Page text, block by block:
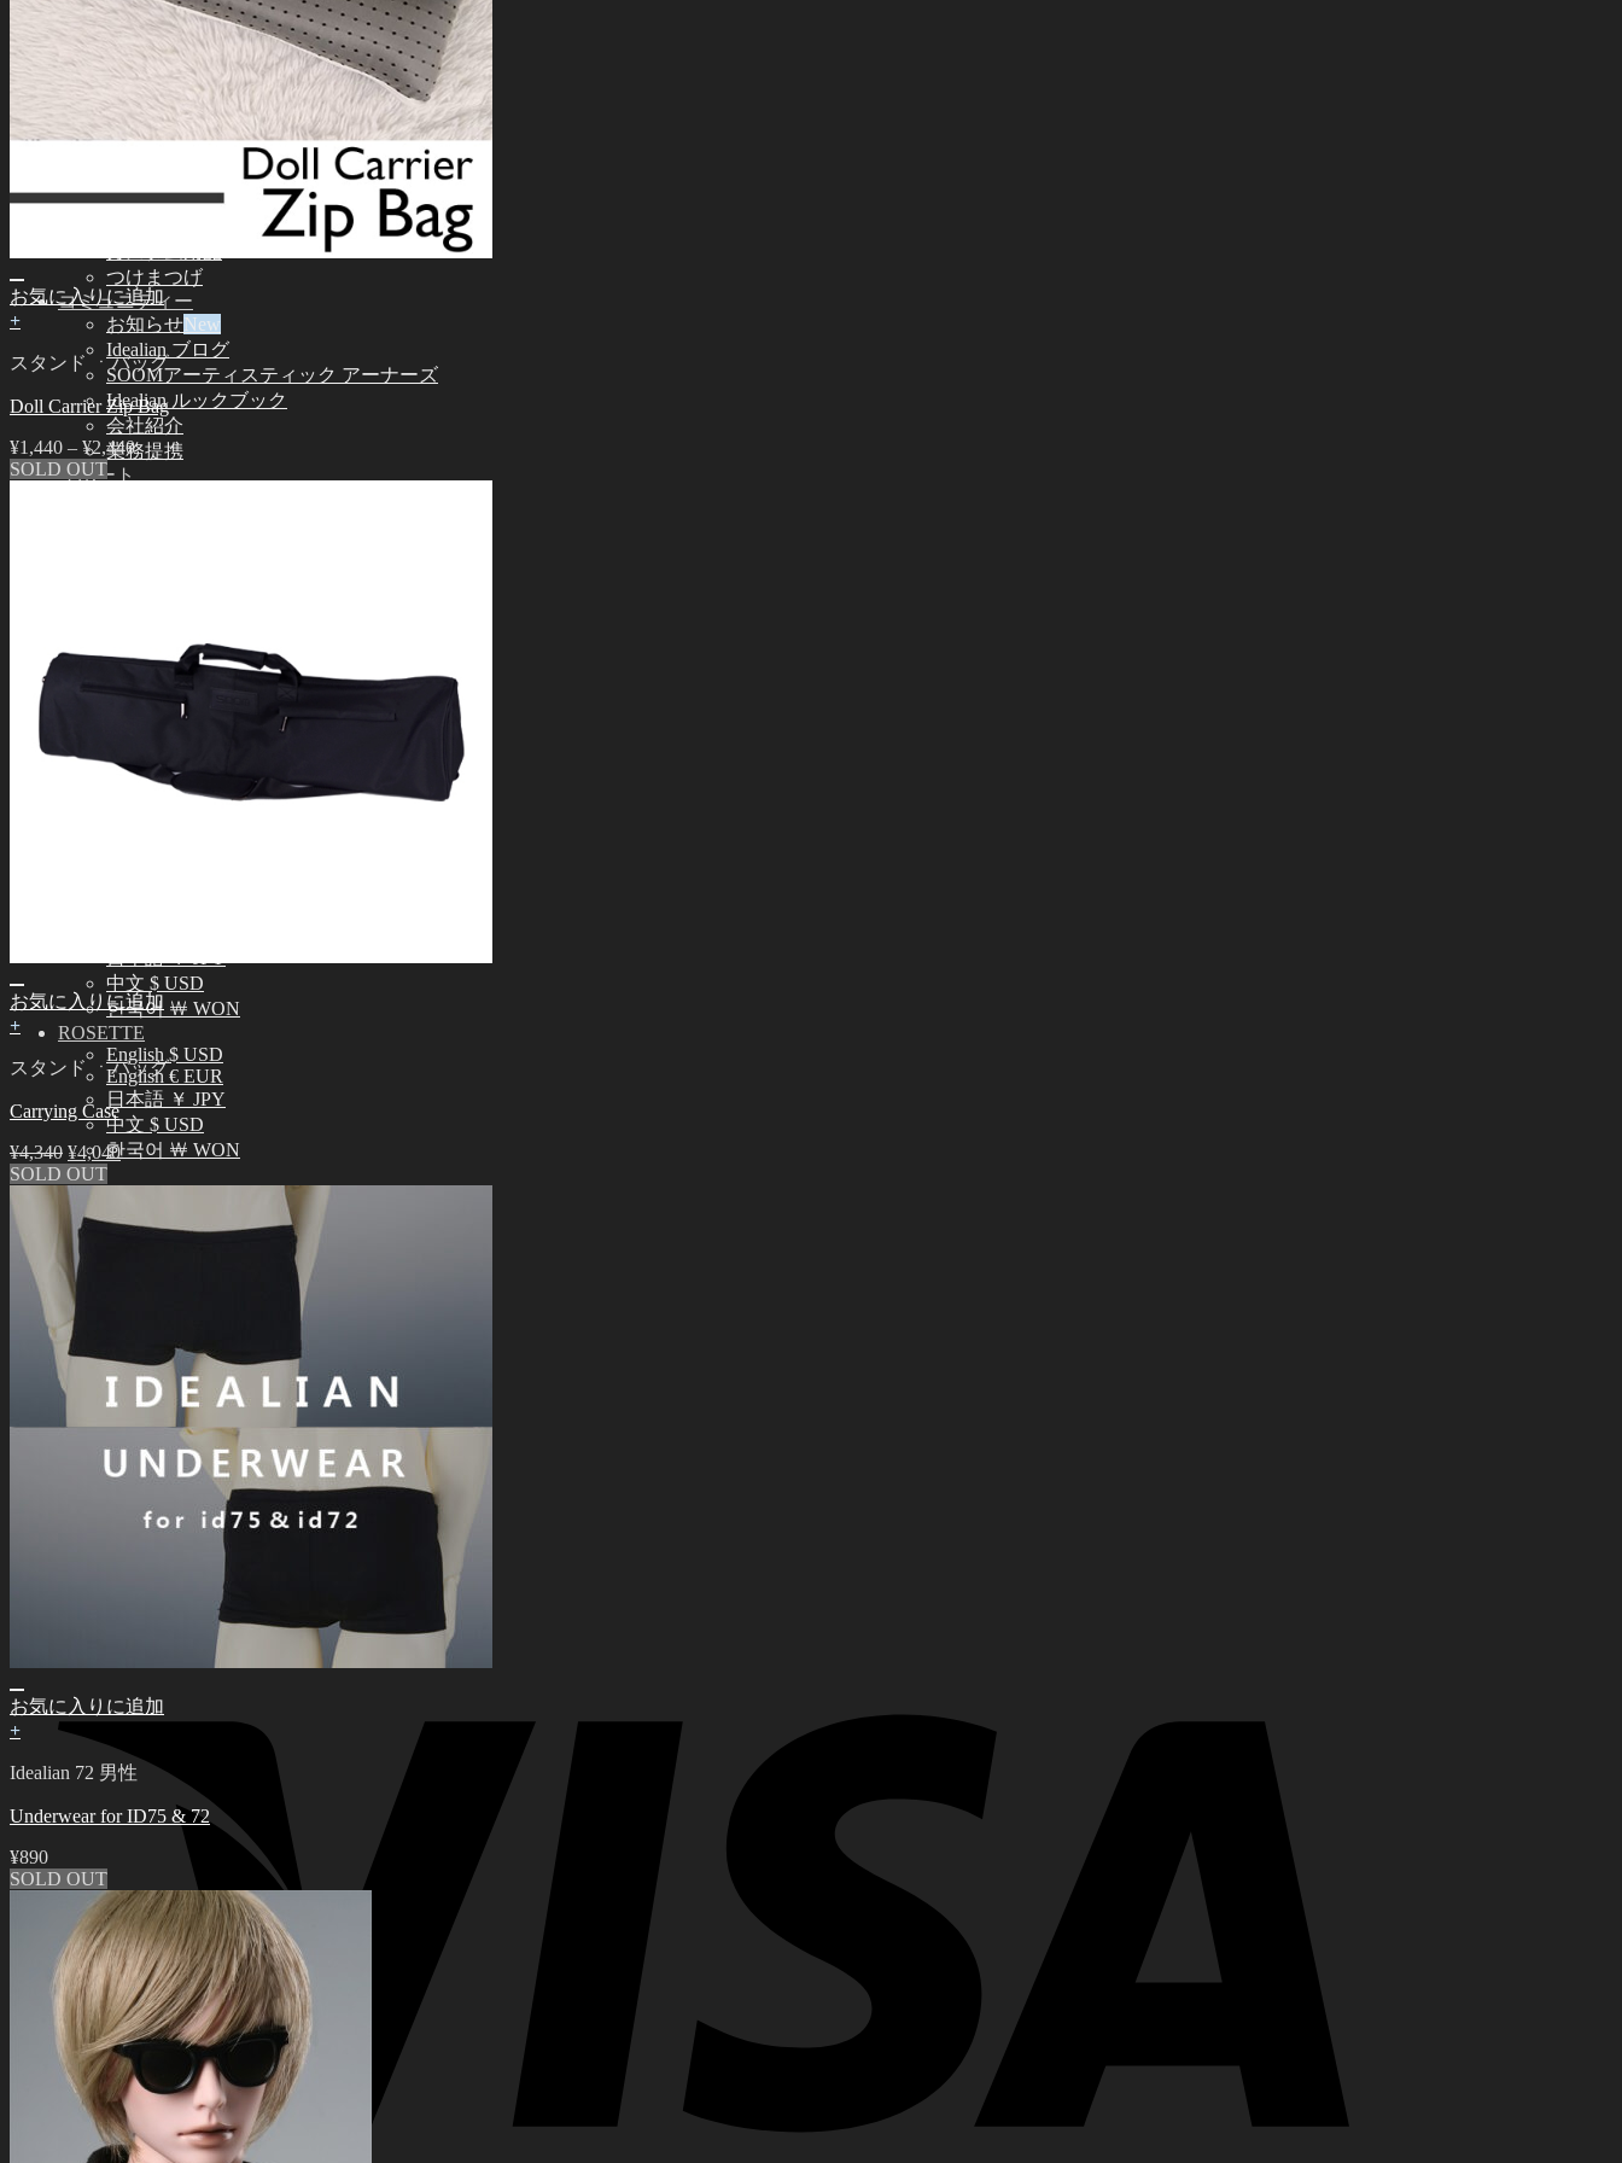
Idealian 72/75 男性
Idealian 68 女性
Idealian 51 男性
その他
その他のアクセサリー
スタンド ㆍバッグ
組立てツール
つけまつげ
コミュニティー
お知らせ
Idealian ブログ
SOOMアーティスティック アーナーズ
Idealian ルックブック
会社紹介
業務提携
サポート
カスタマーセンター (Q&A)
English $ USD
日本語 ￥ JPY
한국어 ￦ WON
NEO ANGELREGION
中文 $ USD
한국어 ￦ WON
ROSETTE
English $ USD
English € EUR
日本語 ￥ JPY
中文 $ USD
한국어 ￦ WON
LILA
English € EUR
検
索
対
0
お買い物カゴに商品がありません。
お買い物カゴ
お買い物カゴに商品がありません。
お気に入りに追加
+
スタンド ㆍバッグ
Doll Carrier Zip Bag
¥1,440 – ¥2,440
SOLD OUT
お気に入りに追加
+
スタンド ㆍバッグ
Carrying Case
¥4,340 ¥4,040
SOLD OUT
お気に入りに追加
+
Idealian 72 男性
Underwear for ID75 & 72
¥890
SOLD OUT